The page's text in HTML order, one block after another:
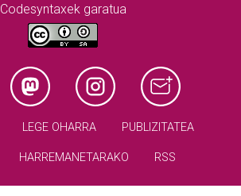
Codesyntaxek garatua
LEGE OHARRA PUBLIZITATEA
HARREMANETARAKO RSS